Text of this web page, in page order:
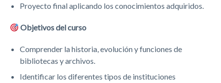
Proyecto final aplicando los conocimientos adquiridos.
Objetivos del curso
Comprender la historia, evolución y funciones de
bibliotecas y archivos.
Identificar los diferentes tipos de instituciones